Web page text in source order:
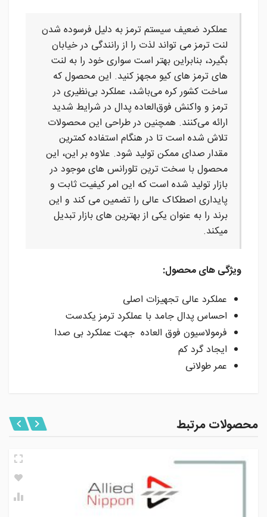
عملکرد ضعیف سیستم ترمز به دلیل فرسوده شدن
لنت ترمز می تواند لذت را از رانندگی در خیابان
بگیرد، بنابراین بهتر است سواری خود را به لنت
های ترمز های کیو مجهز کنید. این محصول که
ساخت کشور کره می‌باشد، عملکرد بی‌نظیری در
ترمز و واکنش فوق‌العاده پدال در شرایط شدید
ارائه می‌کنند. همچنین در طراحی این محصولات
تلاش شده است تا در هنگام استفاده کمترین
مقدار صدای ممکن تولید شود. علاوه بر این، این
محصول با سخت ترین تلورانس های موجود در
بازار تولید شده است که این امر کیفیت ثابت و
پایداری اصطکاک عالی را تضمین می کند و این
برند را به عنوان یکی از بهترین های بازار تبدیل
میکند.
ویژگی های محصول:
عملکرد عالی تجهیزات اصلی
احساس پدال جامد با عملکرد ترمز یکدست
فرمولاسیون فوق العاده جهت عملکرد بی صدا
ایجاد گرد کم
عمر طولانی
محصولات مرتبط